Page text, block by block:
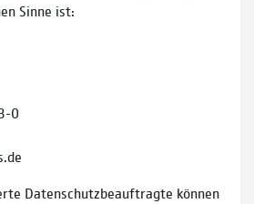
Sinne ist:
0
Datenschutzbeauftragte können